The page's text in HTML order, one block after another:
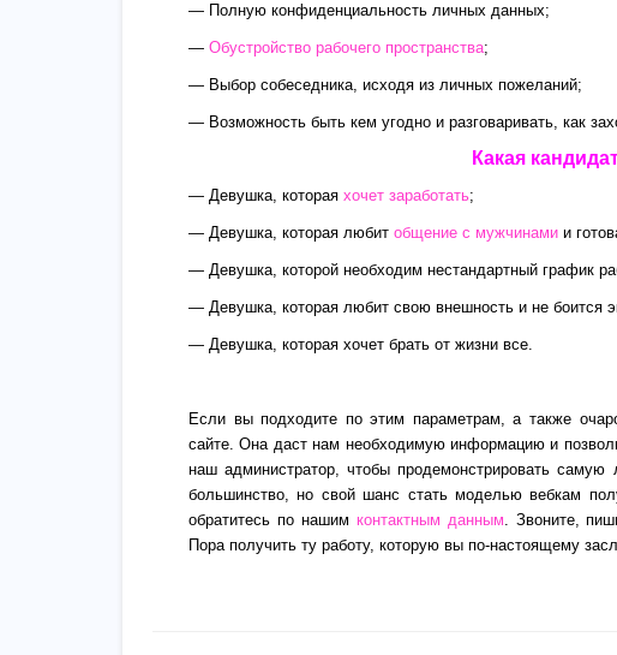
— Полную конфиденциальность личных данных;
— Обустройство рабочего пространства;
— Выбор собеседника, исходя из личных пожеланий;
— Возможность быть кем угодно и разговаривать, как
Какая
— Девушка, которая хочет заработать;
— Девушка, которая любит общение с мужчинами и
— Девушка, которой необходим нестандартный график
— Девушка, которая любит свою внешность и не боится
— Девушка, которая хочет брать от жизни все.
Если вы подходите по этим параметрам, а также
сайте. Она даст нам необходимую информацию и
наш администратор, чтобы продемонстрировать самую
большинство, но свой шанс стать моделью вебкам
обратитесь по нашим контактным данным. Звоните,
Пора получить ту работу, которую вы по-настоящему